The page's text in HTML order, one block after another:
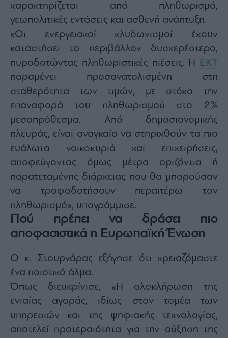
χαρακτηρίζεται από πληθωρισμό,
γεωπολιτικές εντάσεις και ασθενή ανάπτυξη.
«Οι ενεργειακοί κλυδωνισμοί έχουν
καταστήσει το περιβάλλον δυσχερέστερο,
πυροδοτώντας πληθωριστικές πιέσεις. Η
ΕΚΤ
παραμένει προσανατολισμένη στη
σταθερότητα των τιμών, με στόχο την
επαναφορά του πληθωρισμού στο 2%
μεσοπρόθεσμα. Από δημοσιονομικής
πλευράς, είναι αναγκαίο να στηριχθούν τα πιο
ευάλωτα νοικοκυριά και επιχειρήσεις,
αποφεύγοντας όμως μέτρα οριζόντια ή
παρατεταμένης διάρκειας που θα μπορούσαν
να τροφοδοτήσουν περαιτέρω τον
πληθωρισμό», υπογράμμισε.
Πού πρέπει να δράσει πιο
αποφασιστικά η Ευρωπαϊκή Ένωση
Ο κ. Στουρνάρας εξήγησε ότι χρειαζόμαστε
ένα ποιοτικό άλμα.
Όπως διευκρίνισε, «Η ολοκλήρωση της
ενιαίας αγοράς, ιδίως στον τομέα των
υπηρεσιών και της ψηφιακής τεχνολογίας,
αποτελεί προτεραιότητα για την αύξηση της